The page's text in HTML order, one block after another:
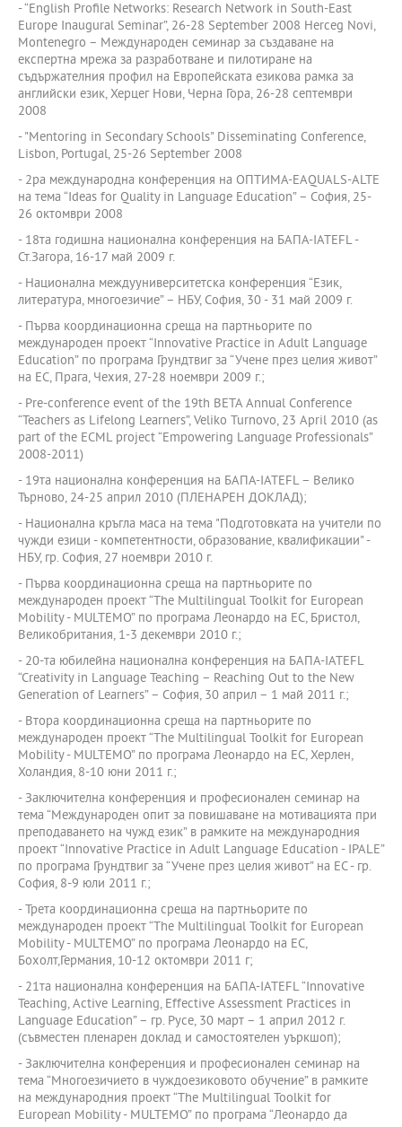
- “English Profile Networks: Research Network in South-East
Europe Inaugural Seminar”, 26-28 September 2008 Herceg Novi,
Montenegro – Международен семинар за създаване на
експертна мрежа за разработване и пилотиране на
съдържателния профил на Европейската езикова рамка за
английски език, Херцег Нови, Черна Гора, 26-28 септември
2008
- "Mentoring in Secondary Schools" Disseminating Conference,
Lisbon, Portugal, 25-26 September 2008
- 2ра международна конференция на ОПТИМА-EAQUALS-ALTE
на тема “Ideas for Quality in Language Education” – София, 25-
26 октомври 2008
- 18та годишна национална конференция на БАПА-IATEFL -
Ст.Загора, 16-17 май 2009 г.
- Национална междууниверситетска конференция “Език,
литература, многоезичие” – НБУ, София, 30 - 31 май 2009 г.
- Първа координационна среща на партньорите по
международен проект “Innovative Practice in Adult Language
Education” по програма Грундтвиг за “Учене през целия живот”
на ЕС, Прага, Чехия, 27-28 ноември 2009 г.;
- Pre-conference event of the 19th BETA Annual Conference
“Teachers as Lifelong Learners”, Veliko Turnovo, 23 April 2010 (as
part of the ECML project “Empowering Language Professionals”
2008-2011)
- 19та национална конференция на БАПА-IATEFL – Велико
Търново, 24-25 април 2010 (ПЛЕНАРЕН ДОКЛАД);
- Национална кръгла маса на тема "Подготовката на учители по
чужди езици - компетентности, образование, квалификации" -
НБУ, гр. София, 27 ноември 2010 г.
- Първа координационна среща на партньорите по
международен проект “The Multilingual Toolkit for European
Mobility - MULTEMO” по програма Леонардо на ЕС, Бристол,
Великобритания, 1-3 декември 2010 г.;
- 20-та юбилейна национална конференция на БАПА-IATEFL
“Creativity in Language Teaching – Reaching Out to the New
Generation of Learners” – София, 30 април – 1 май 2011 г.;
- Втора координационна среща на партньорите по
международен проект “The Multilingual Toolkit for European
Mobility - MULTEMO” по програма Леонардо на ЕС, Херлен,
Холандия, 8-10 юни 2011 г.;
- Заключителна конференция и професионален семинар на
тема “Международен опит за повишаване на мотивацията при
преподаването на чужд език” в рамките на международния
проект “Innovative Practice in Adult Language Education - IPALE”
по програма Грундтвиг за “Учене през целия живот” на ЕС - гр.
София, 8-9 юли 2011 г.;
- Трета координационна среща на партньорите по
международен проект “The Multilingual Toolkit for European
Mobility - MULTEMO” по програма Леонардо на ЕС,
Бохолт,Германия, 10-12 октомври 2011 г;
- 21та национална конференция на БАПА-IATEFL “Innovative
Teaching, Active Learning, Effective Assessment Practices in
Language Education” – гр. Русе, 30 март – 1 април 2012 г.
(съвместен пленарен доклад и самостоятелен уъркшоп);
- Заключителна конференция и професионален семинар на
тема “Многоезичието в чуждоезиковото обучение” в рамките
на международния проект “The Multilingual Toolkit for
European Mobility - MULTEMO” по програма “Леонардо да